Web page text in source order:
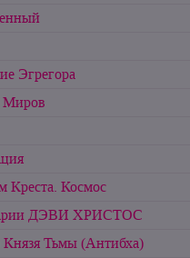
Эгрегора
Миров
Креста. Космос
ДЭВИ ХРИСТОС
Тьмы (Антибха)